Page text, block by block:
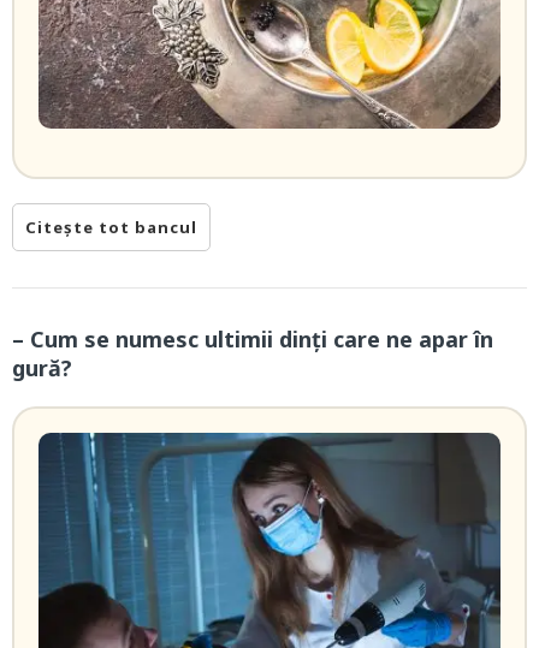
Citește tot bancul
– Cum se numesc ultimii dinți care ne apar în
gură?